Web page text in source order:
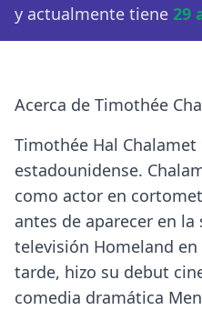
y actualmente tiene 29
Acerca de Timothée
Timothée Hal
estadounidense.
como actor en
antes de aparecer en
televisión Homeland en
tarde, hizo su debut
comedia dramática